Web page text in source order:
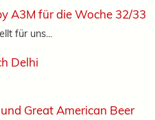
A3M für die Woche 32/33
für uns...
Delhi
Great American Beer